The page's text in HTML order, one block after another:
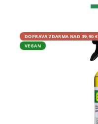
DOPRAVA ZDARMA NAD 39,90 €
VEGAN